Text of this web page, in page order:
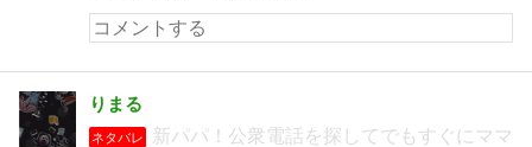
りまる
ネタバレ
新パパ！公衆電話を探してでもすぐにママ